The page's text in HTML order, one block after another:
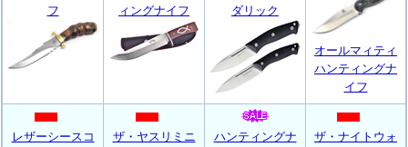
フ
ィングナイフ
ダリック
オールマィティ
ハンティングナ
イフ
レザーシースコ
ザ・ヤスリミニ
ハンティングナ
ザ・ナイトウォ